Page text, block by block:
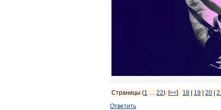
Страницы (1 … 22): [<<] 18 19 20
Ответить